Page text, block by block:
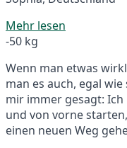
Mehr lesen
-50 kg
Wenn man etwas
man es auch, egal
mir immer gesagt:
und von vorne
einen neuen Weg